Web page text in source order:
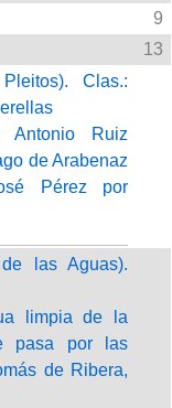
9
13
Clas.:
Antonio Ruiz
de Arabenaz
Pérez por
las Aguas).
limpia de la
pasa por las
de Ribera,